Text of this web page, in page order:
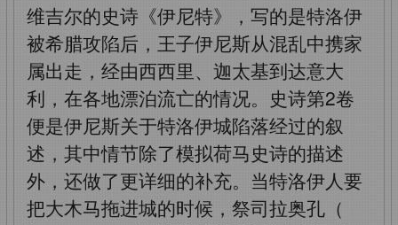
维吉尔的史诗《伊尼特》，写的是特洛伊
被希腊攻陷后，王子伊尼斯从混乱中携家
属出走，经由西西里、迦太基到达意大
利，在各地漂泊流亡的情况。史诗第2卷
便是伊尼斯关于特洛伊城陷落经过的叙
述，其中情节除了模拟荷马史诗的描述
外，还做了更详细的补充。当特洛伊人要
把大木马拖进城的时候，祭司拉奥孔（